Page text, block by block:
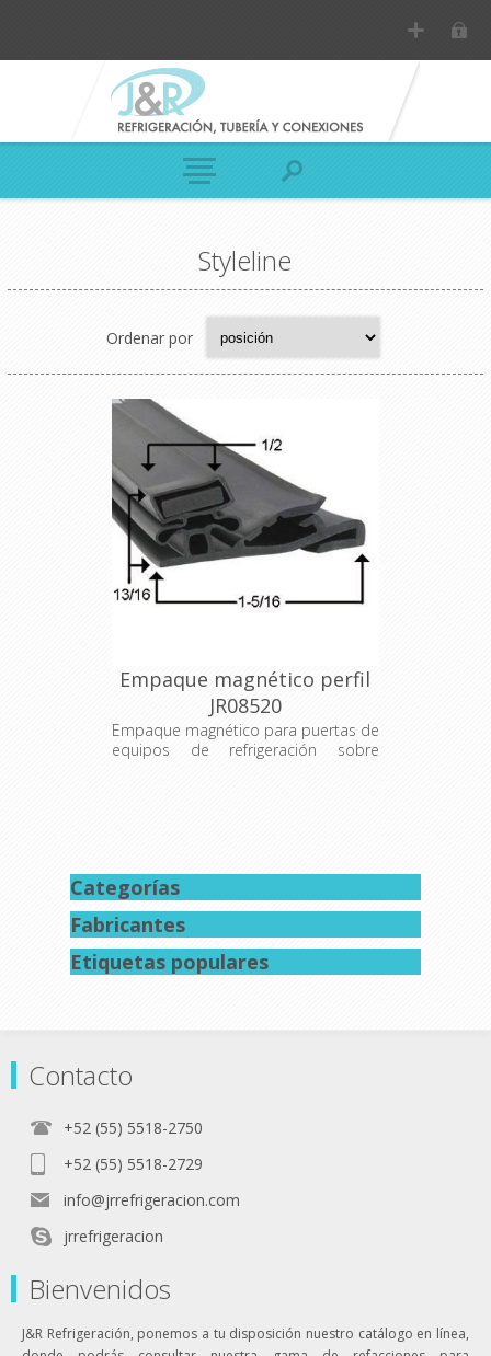
Styleline
Ordenar por
Empaque magnético perfil
JR08520
Empaque magnético para puertas de
equipos de refrigeración sobre
Categorías
Fabricantes
Etiquetas populares
Contacto
+52 (55) 5518-2750
+52 (55) 5518-2729
info@jrrefrigeracion.com
jrrefrigeracion
Bienvenidos
J&R Refrigeración, ponemos a tu disposición nuestro catálogo en línea,